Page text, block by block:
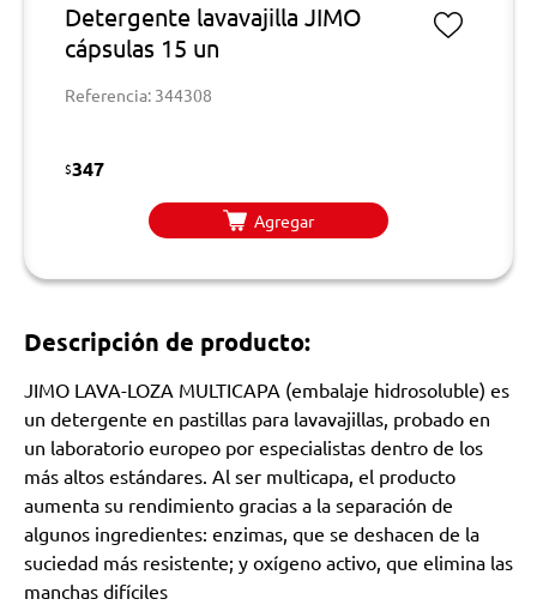
Detergente lavavajilla JIMO
cápsulas 15 un
Referencia: 344308
$347
Agregar
Descripción de producto:
JIMO LAVA-LOZA MULTICAPA (embalaje hidrosoluble) es
un detergente en pastillas para lavavajillas, probado en
un laboratorio europeo por especialistas dentro de los
más altos estándares. Al ser multicapa, el producto
aumenta su rendimiento gracias a la separación de
algunos ingredientes: enzimas, que se deshacen de la
suciedad más resistente; y oxígeno activo, que elimina las
manchas difíciles